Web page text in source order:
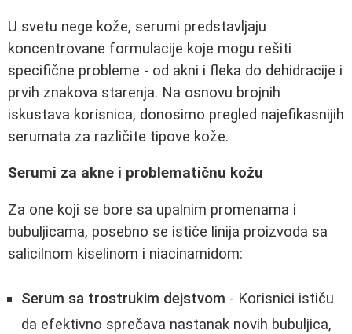
U svetu nege kože, serumi predstavljaju
koncentrovane formulacije koje mogu rešiti
specifične probleme - od akni i fleka do dehidracije i
prvih znakova starenja. Na osnovu brojnih
iskustava korisnica, donosimo pregled najefikasnijih
serumata za različite tipove kože.
Serumi za akne i problematičnu kožu
Za one koji se bore sa upalnim promenama i
bubuljicama, posebno se ističe linija proizvoda sa
salicilnom kiselinom i niacinamidom:
Serum sa trostrukim dejstvom - Korisnici ističu
da efektivno sprečava nastanak novih bubuljica,